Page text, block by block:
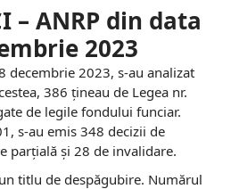
– ANRP din data
2023
decembrie 2023, s-au analizat
386 țineau de Legea nr.
de legile fondului funciar.
s-au emis 348 decizii de
parțială și 28 de invalidare.
titlu de despăgubire. Numărul